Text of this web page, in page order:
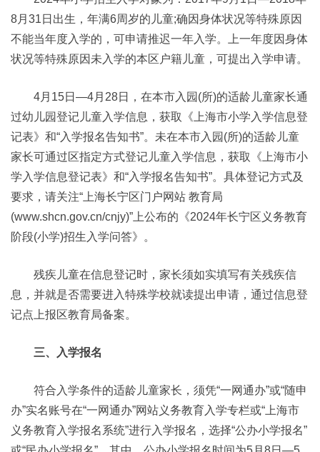
8月31日出生，年满6周岁的儿童;确因身体状况等特殊原因
不能当年度入学的，可申请推迟一年入学。上一年度因身体
状况等特殊原因未入学的本区户籍儿童，可提出入学申请。
4月15日—4月28日，在本市入园(所)的适龄儿童家长通
过幼儿园登记儿童入学信息，获取《上海市小学入学信息登
记表》和“入学报名告知书”。未在本市入园(所)的适龄儿童
家长可通过区指定方式登记儿童入学信息，获取《上海市小
学入学信息登记表》和“入学报名告知书”。具体登记方式及
要求，请关注“上海长宁区门户网站 教育局
(www.shcn.gov.cn/cnjy)”上公布的《2024年长宁区义务教育
阶段(小学)招生入学问答》。
残疾儿童在信息登记时，家长须如实填写有关残疾信
息，并就是否需要进入特殊学校就读提出申请，通过信息登
记点上报区教育局备案。
三、入学报名
符合入学条件的适龄儿童家长，须凭“一网通办”或“随申
办”实名账号在“一网通办”网站义务教育入学专栏或“上海市
义务教育入学报名系统”进行入学报名，选择“公办小学报名”